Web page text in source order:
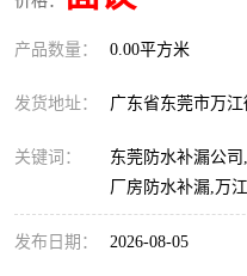
产品数量： 0.00平方米
发货地址： 广东省东莞市万
关键词：
东莞防水补漏公
厂房防水补漏,万
发布日期： 2026-08-05